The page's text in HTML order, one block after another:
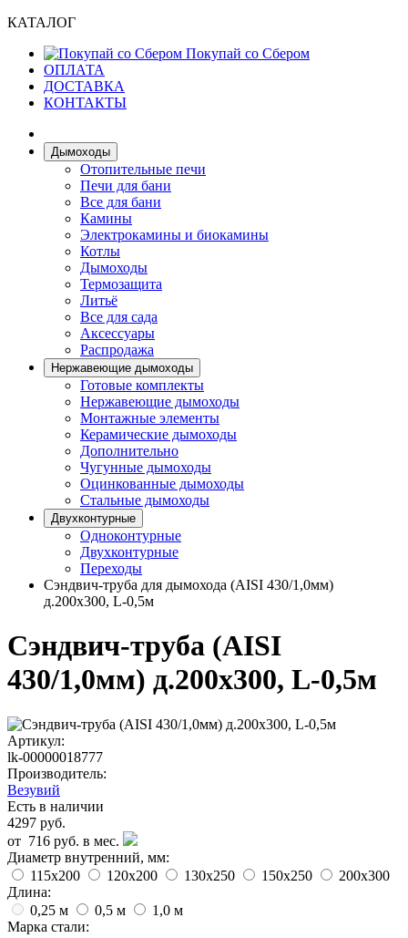
КАТАЛОГ
Покупай со Сбером
ОПЛАТА
ДОСТАВКА
КОНТАКТЫ
Дымоходы
Отопительные печи
Печи для бани
Все для бани
Камины
Электрокамины и биокамины
Котлы
Дымоходы
Термозащита
Литьё
Все для сада
Аксессуары
Распродажа
Нержавеющие дымоходы
Готовые комплекты
Нержавеющие дымоходы
Монтажные элементы
Керамические дымоходы
Дополнительно
Чугунные дымоходы
Оцинкованные дымоходы
Стальные дымоходы
Двухконтурные
Одноконтурные
Двухконтурные
Переходы
Сэндвич-труба для дымохода (AISI 430/1,0мм)
д.200х300, L-0,5м
Сэндвич-труба (AISI
430/1,0мм) д.200х300, L-0,5м
Артикул:
lk-00000018777
Производитель:
Везувий
Есть в наличии
4297 руб.
от 716 руб. в мес.
Диаметр внутренний, мм:
115х200
120х200 130х250 150х250
200х300
Длина:
0,25 м
0,5 м
1,0 м
Марка стали: